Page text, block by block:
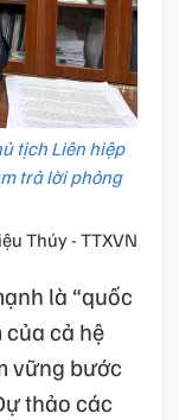
tịch Liên hiệp
trả lời phỏng
Thúy - TTXVN
là “quốc
của cả hệ
vững bước
thảo các